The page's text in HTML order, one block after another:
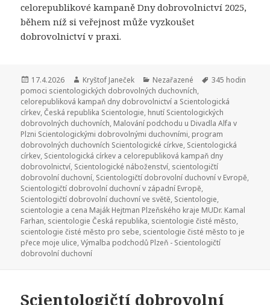
celorepublikové kampaně Dny dobrovolnictví 2025,
během níž si veřejnost může vyzkoušet
dobrovolnictví v praxi.
Publikováno:
17.4.2026 Autor:
Kryštof Janeček Rubriky:
Nezařazené Štítky:
345 hodin
pomoci scientologických dobrovolných duchovních,
celorepubliková kampaň dny dobrovolnictví a Scientologická
církev,Česká republika Scientologie, hnutí Scientologických
dobrovolných duchovních, Malování podchodu u Divadla Alfa v
Plzni Scientologickými dobrovolnými duchovními, program
dobrovolných duchovních Scientologické církve, Scientologická
církev, Scientologická církev a celorepubliková kampaň dny
dobrovolnictví, Scientologické náboženství, scientologičtí
dobrovolní duchovní, Scientologičtí dobrovolní duchovní v Evropě,
Scientologičtí dobrovolní duchovní v západní Evropě,
Scientologičtí dobrovolní duchovní ve světě, Scientologie,
scientologie a cena Maják Hejtman Plzeňského kraje MUDr. Kamal
Farhan, scientologie Česká republika, scientologie čisté město,
scientologie čisté město pro sebe, scientologie čisté město to je
přece moje ulice,Výmalba podchodů Plzeň - Scientologičtí
dobrovolní duchovní
Scientologičtí dobrovolní